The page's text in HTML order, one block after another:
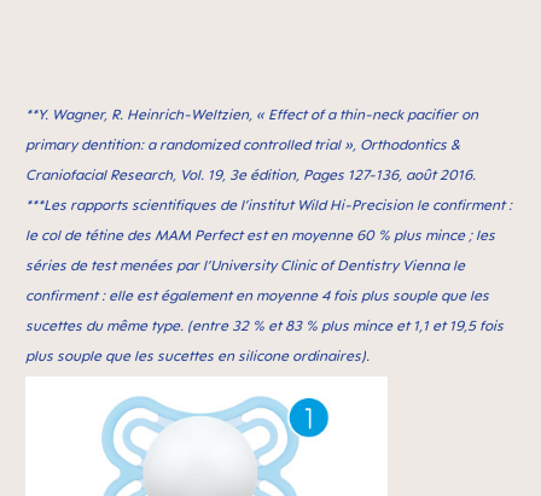
**Y. Wagner, R. Heinrich-Weltzien, « Effect of a thin-neck paciﬁer on
primary dentition: a randomized controlled trial », Orthodontics &
Craniofacial Research, Vol. 19, 3e édition, Pages 127-136, août 2016.
***Les rapports scientifiques de l’institut Wild Hi-Precision le confirment :
le col de tétine des MAM Perfect est en moyenne 60 % plus mince ; les
séries de test menées par l’University Clinic of Dentistry Vienna le
confirment : elle est également en moyenne 4 fois plus souple que les
sucettes du même type. (entre 32 % et 83 % plus mince et 1,1 et 19,5 fois
plus souple que les sucettes en silicone ordinaires).